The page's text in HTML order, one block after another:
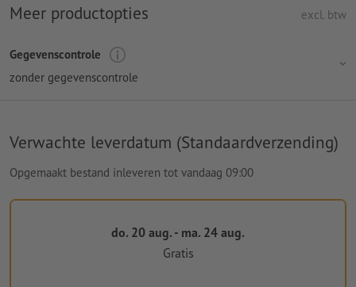
Meer productopties excl. btw
Gegevenscontrole
zonder gegevenscontrole
Verwachte leverdatum (Standaardverzending)
Opgemaakt bestand inleveren tot vandaag 09:00
do. 20 aug. - ma. 24 aug.
Gratis